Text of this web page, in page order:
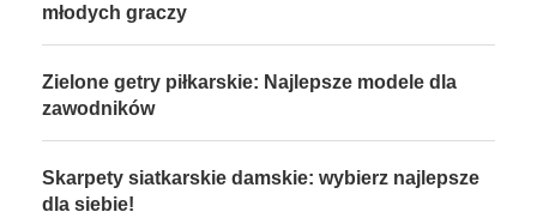
młodych graczy
Zielone getry piłkarskie: Najlepsze modele dla
zawodników
Skarpety siatkarskie damskie: wybierz najlepsze
dla siebie!